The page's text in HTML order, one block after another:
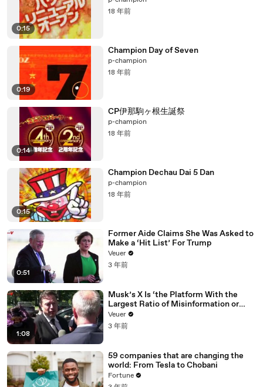
0:15
18 年前
0:19
Champion Day of Seven
p-champion
18 年前
0:14
CP伊那駒ヶ根生誕祭
p-champion
18 年前
0:15
Champion Dechau Dai 5 Dan
p-champion
18 年前
0:51
Former Aide Claims She Was Asked to
Make a ‘Hit List’ For Trump
Veuer
3 年前
1:08
Musk’s X Is ‘the Platform With the
Largest Ratio of Misinformation or
Disinformation’ Amongst All Social
Media Platforms
Veuer
3 年前
59 companies that are changing the
world: From Tesla to Chobani
Fortune